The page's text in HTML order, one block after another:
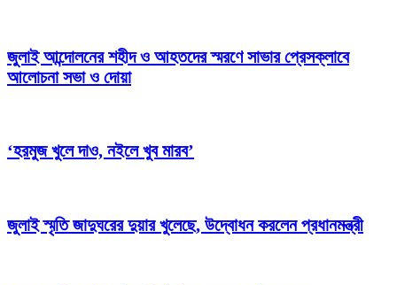
জুলাই আন্দোলনের শহীদ ও আহতদের স্মরণে সাভার প্রেসক্লাবে
আলোচনা সভা ও দোয়া
‘হরমুজ খুলে দাও, নইলে খুব মারব’
জুলাই স্মৃতি জাদুঘরের দুয়ার খুলেছে, উদ্বোধন করলেন প্রধানমন্ত্রী